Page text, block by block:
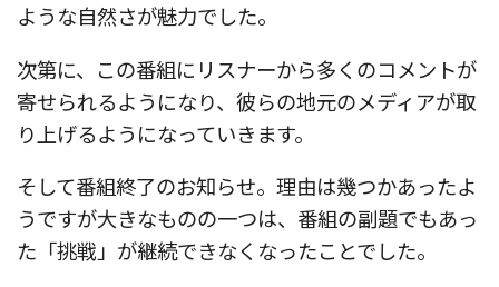
ような自然さが魅力でした。
次第に、この番組にリスナーから多くのコメントが
寄せられるようになり、彼らの地元のメディアが取
り上げるようになっていきます。
そして番組終了のお知らせ。理由は幾つかあったよ
うですが大きなものの一つは、番組の副題でもあっ
た「挑戦」が継続できなくなったことでした。